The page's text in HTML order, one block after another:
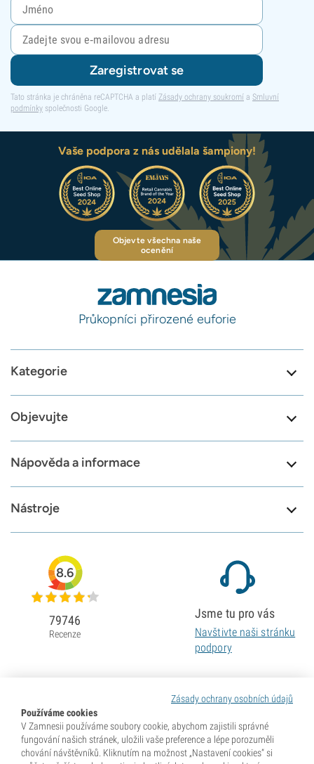
Zaregistrovat se
Tato stránka je chráněna reCAPTCHA a platí Zásady ochrany soukromí a Smluvní
podmínky společnosti Google.
Vaše podpora z nás udělala šampiony!
Objevte všechna naše
ocenění
Průkopníci přirozené euforie
Kategorie
Objevujte
Nápověda a informace
Nástroje
Zásady ochrany osobních údajů
Používáme cookies
V Zamnesii používáme soubory cookie, abychom zajistili správné
fungování našich stránek, uložili vaše preference a lépe porozuměli
chování návštěvníků. Kliknutím na možnost „Nastavení cookies“ si
8.6
79746
Recenze
Jsme tu pro vás
Navštivte naši stránku
podpory